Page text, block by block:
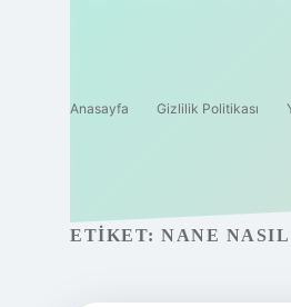
Anasayfa Gizlilik Politikası
ETIKET: NANE